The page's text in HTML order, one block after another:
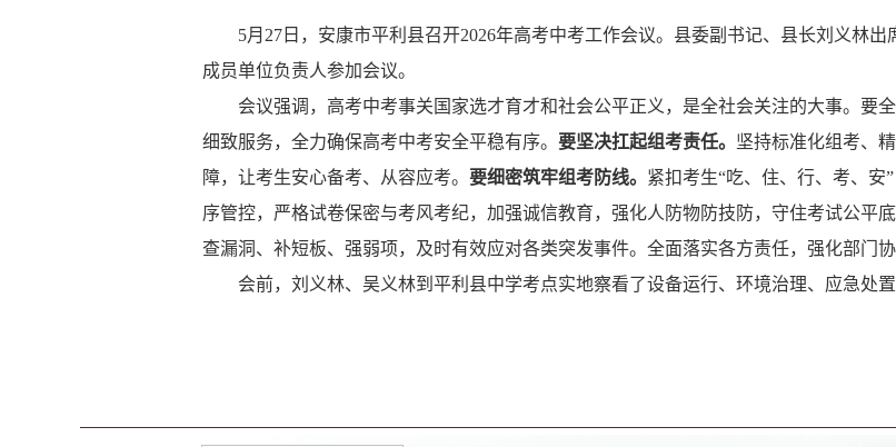
5月 27 日， 安康市平利县召开2026年高考中考工作会议。县委副书记、县长刘义林出
成员单位负责人参加会议。
会议强调，高考中考事关国家选才育才和社会公平正义，是全社会关注的大事。要
细致服务，全力确保高考中考安全平稳有序。 要坚决扛起组考责任。 坚持标准化组考、
障，让考生安心备考、从容应考。 要细密筑牢组考防线。 紧扣考生“吃、住、行、考、安
序管控，严格试卷保密与考风考纪，加强诚信教育，强化人防物防技防，守住考试公平底
查漏洞、补短板、强弱项，及时有效应对各类突发事件。全面落实各方责任，强化部门
会前，刘义林、吴义林到平利县中学考点实地察看了设备运行、环境治理、应急处